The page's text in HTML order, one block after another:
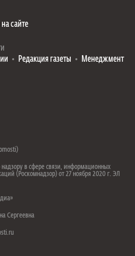
на сайте
Редакция газеты Менеджмент
в сфере связи, информационных
(Роскомнадзор) от 27 ноября 2020 г. ЭЛ
Сергеевна